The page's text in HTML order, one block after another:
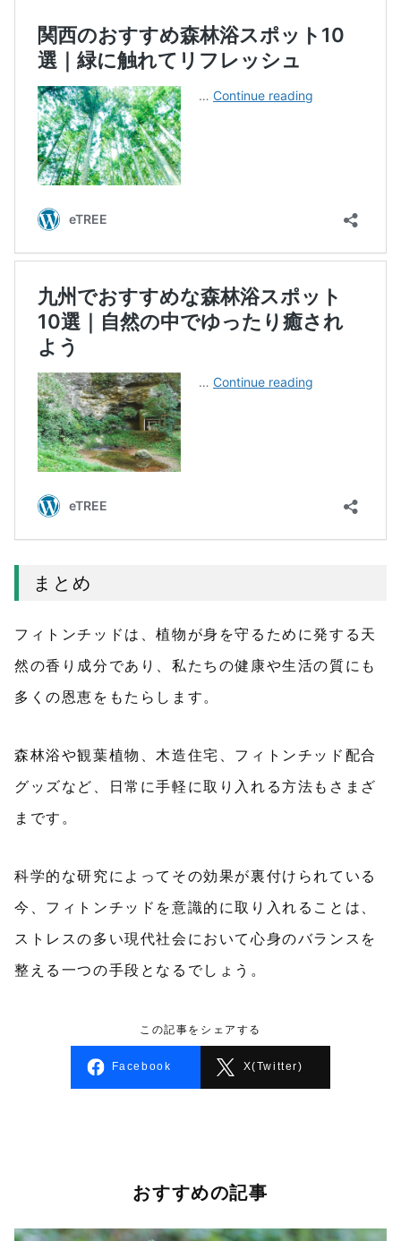
まとめ
フィトンチッドは、植物が身を守るために発する天
然の香り成分であり、私たちの健康や生活の質にも
多くの恩恵をもたらします。
森林浴や観葉植物、木造住宅、フィトンチッド配合
グッズなど、日常に手軽に取り入れる方法もさまざ
まです。
科学的な研究によってその効果が裏付けられている
今、フィトンチッドを意識的に取り入れることは、
ストレスの多い現代社会において心身のバランスを
整える一つの手段となるでしょう。
この記事をシェアする
Facebook X(Twitter)
おすすめの記事